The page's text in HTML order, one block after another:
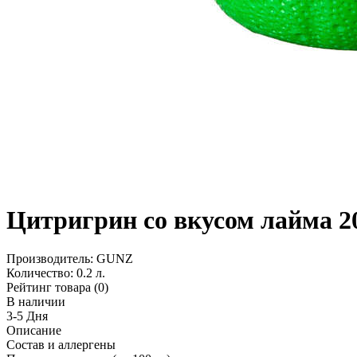
Цитригрин со вкусом лайма
Производитель: GUNZ
Количество: 0.2 л.
Рейтинг товара (0)
В наличии
3-5 Дня
Описание
Состав и аллергены